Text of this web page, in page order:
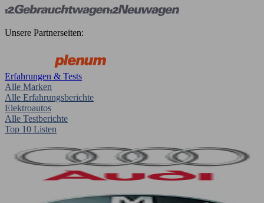
Unsere Partnerseiten:
Erfahrungen & Tests
Alle Marken
Alle Erfahrungsberichte
Elektroautos
Alle Testberichte
Top 10 Listen